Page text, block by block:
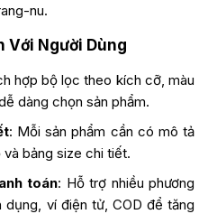
nu.
Với Người Dùng
hợp bộ lọc theo kích cỡ, màu
dàng chọn sản phẩm.
: Mỗi sản phẩm cần có mô tả
bảng size chi tiết.
toán: Hỗ trợ nhiều phương
ví điện tử, COD để tăng